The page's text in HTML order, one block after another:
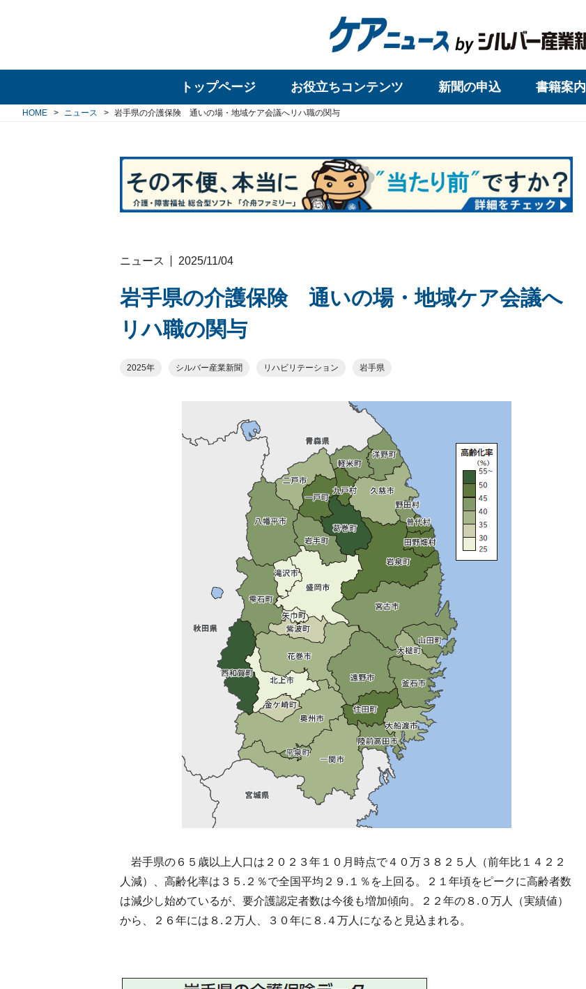
トップページ お役立ちコンテンツ 新聞の申込 書籍案内
HOME ニュース 岩手県の介護保険 通いの場・地域ケア会議へリハ職の関与
ニュース 2025/11/04
岩手県の介護保険 通いの場・地域ケア会議へ
リハ職の関与
2025年 シルバー産業新聞 リハビリテーション 岩手県
岩手県の６５歳以上人口は２０２３年１０月時点で４０万３８２５人（前年比１４２２
人減）、高齢化率は３５.２％で全国平均２９.１％を上回る。２１年頃をピークに高齢者数
は減少し始めているが、要介護認定者数は今後も増加傾向。２２年の８.０万人（実績値）
から、２６年には８.２万人、３０年に８.４万人になると見込まれる。